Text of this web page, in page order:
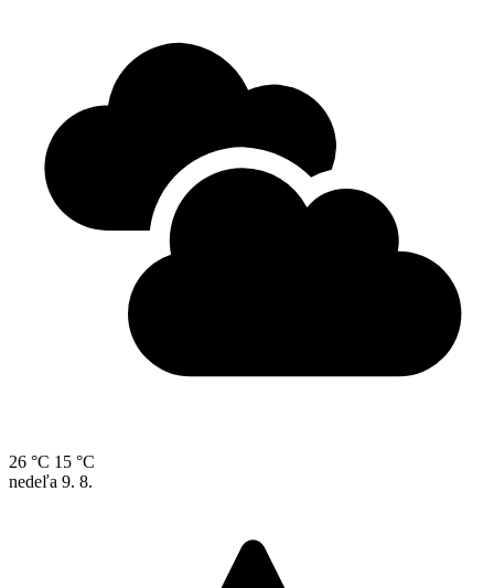
26 °C 15 °C
nedeľa 9. 8.